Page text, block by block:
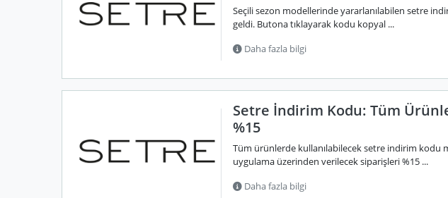
Seçili sezon modellerinde yararlanılabilen setre
geldi. Butona tıklayarak kodu kopyal ...
Daha fazla bilgi
Setre İndirim Kodu: Tüm
%15
Tüm ürünlerde kullanılabilecek setre indirim kodu
uygulama üzerinden verilecek siparişleri %15 ...
Daha fazla bilgi